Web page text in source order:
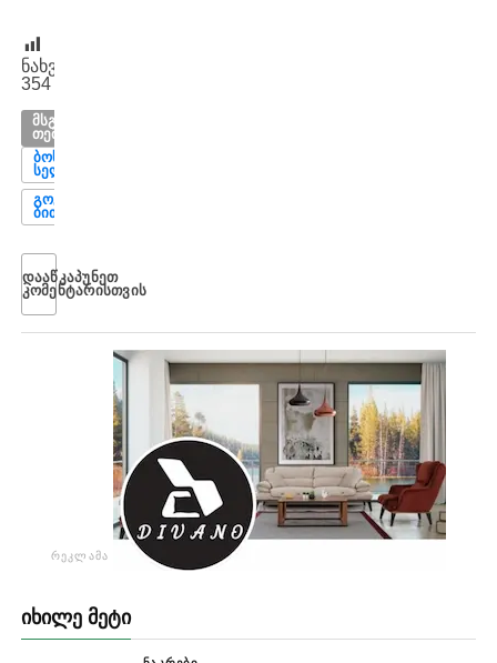
ნახვები:
354
ᲛᲡᲒᲐᲕᲡᲘ
ᲗᲔᲛᲔᲑᲘ
ᲑᲝᲡᲢᲝᲜ
ᲡᲔᲚᲢᲘᲙᲡᲘ
ᲒᲝᲒᲐ
ᲑᲘᲗᲐᲫᲔ
ᲓᲐᲐᲬᲙᲐᲞᲣᲜᲔᲗ
ᲙᲝᲛᲔᲜᲢᲐᲠᲘᲡᲗᲕᲘᲡ
ᲠᲔᲙᲚᲐᲛᲐ
ᲘᲮᲘᲚᲔ ᲛᲔᲢᲘ